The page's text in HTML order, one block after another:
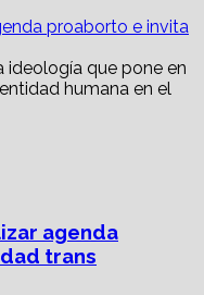
proaborto e invita
agenda
trans